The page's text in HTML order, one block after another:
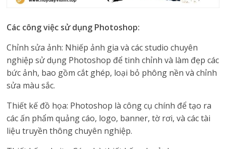
Các công việc sử dụng Photoshop:
Chỉnh sửa ảnh: Nhiếp ảnh gia và các studio chuyên
nghiệp sử dụng Photoshop để tinh chỉnh và làm đẹp các
bức ảnh, bao gồm cắt ghép, loại bỏ phông nền và chỉnh
sửa màu sắc.
Thiết kế đồ họa: Photoshop là công cụ chính để tạo ra
các ấn phẩm quảng cáo, logo, banner, tờ rơi, và các tài
liệu truyền thông chuyên nghiệp.